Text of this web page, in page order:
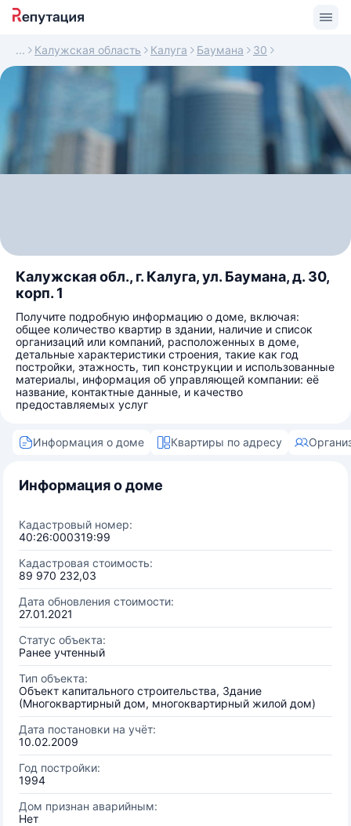
Калужская область Калуга Баумана 30
Калужская обл., г. Калуга, ул. Баумана, д. 30,
корп. 1
Получите подробную информацию о доме, включая:
общее количество квартир в здании, наличие и список
организаций или компаний, расположенных в доме,
детальные характеристики строения, такие как год
постройки, этажность, тип конструкции и использованные
материалы, информация об управляющей компании: её
название, контактные данные, и качество
предоставляемых услуг
Информация о доме Квартиры по адресу
Информация о доме
Кадастровый номер:
40:26:000319:99
Кадастровая стоимость:
89 970 232,03
Дата обновления стоимости:
27.01.2021
Статус объекта:
Ранее учтенный
Тип объекта:
Объект капитального строительства, Здание
(Многоквартирный дом, многоквартирный жилой дом)
Дата постановки на учёт:
10.02.2009
Год постройки:
1994
Дом признан аварийным:
Нет